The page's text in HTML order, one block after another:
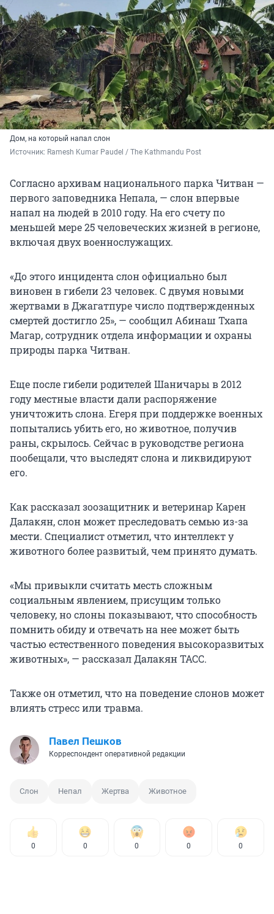
Дом, на который напал слон
Источник: Ramesh Kumar Paudel / The Kathmandu Post
Согласно архивам национального парка Читван —
первого заповедника Непала, — слон впервые
напал на людей в 2010 году. На его счету по
меньшей мере 25 человеческих жизней в регионе,
включая двух военнослужащих.
«До этого инцидента слон официально был
виновен в гибели 23 человек. С двумя новыми
жертвами в Джагатпуре число подтвержденных
смертей достигло 25», — сообщил Абинаш Тхапа
Магар, сотрудник отдела информации и охраны
природы парка Читван.
Еще после гибели родителей Шаничары в 2012
году местные власти дали распоряжение
уничтожить слона. Егеря при поддержке военных
попытались убить его, но животное, получив
раны, скрылось. Сейчас в руководстве региона
пообещали, что выследят слона и ликвидируют
его.
Как рассказал зоозащитник и ветеринар Карен
Далакян, слон может преследовать семью из-за
мести. Специалист отметил, что интеллект у
животного более развитый, чем принято думать.
«Мы привыкли считать месть сложным
социальным явлением, присущим только
человеку, но слоны показывают, что способность
помнить обиду и отвечать на нее может быть
частью естественного поведения высокоразвитых
животных», — рассказал Далакян ТАСС.
Также он отметил, что на поведение слонов может
влиять стресс или травма.
Павел Пешков
Корреспондент оперативной редакции
Слон Непал Жертва Животное
0 0 0 0 0